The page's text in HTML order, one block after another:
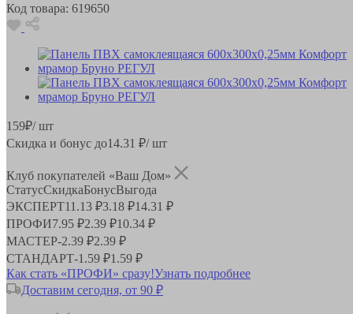
Код товара: 619650
159₽/ шт
Скидка и бонус до14.31 ₽/ шт
Клуб покупателей «Ваш Дом»
СтатусСкидкаБонусВыгода
ЭКСПЕРТ11.13 ₽3.18 ₽14.31 ₽
ПРОФИ7.95 ₽2.39 ₽10.34 ₽
МАСТЕР-2.39 ₽2.39 ₽
СТАНДАРТ-1.59 ₽1.59 ₽
Как стать «ПРОФИ» сразу!Узнать подробнее
Доставим сегодня, от 90 ₽